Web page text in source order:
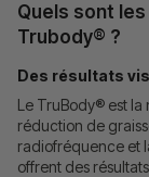
Quels sont
Trubody® ?
Des résultats
Le TruBody® est
réduction de
radiofréquence et
offrent des